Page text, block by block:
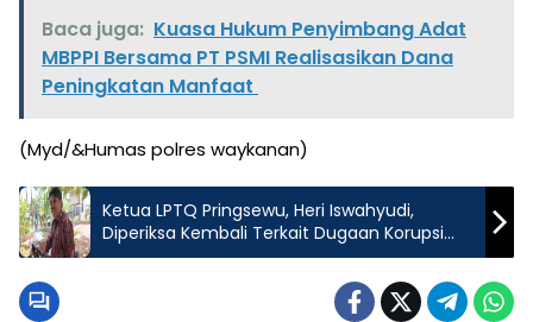
Baca juga: Kuasa Hukum Penyimbang Adat
MBPPI Bersama PT PSMI Realisasikan Dana
Peningkatan Manfaat
(Myd/&Humas polres waykanan)
Ketua LPTQ Pringsewu, Heri Iswahyudi,
Diperiksa Kembali Terkait Dugaan Korupsi
Dana Hibah